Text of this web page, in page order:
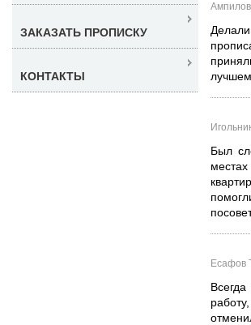
Был
Есафов
ЗАКАЗАТЬ ПРОПИСКУ
КОНТАКТЫ